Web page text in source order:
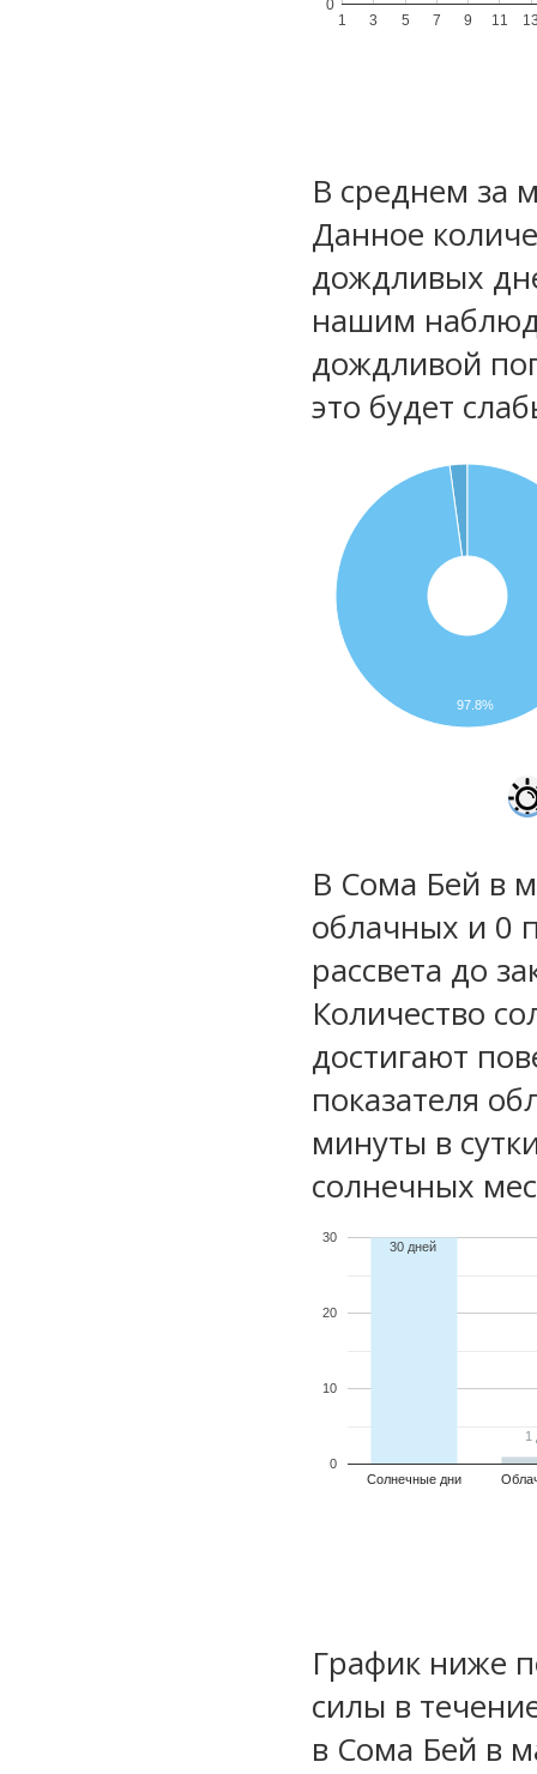
1 3 5 7 9 11
0
В среднем за
Данное
дождливых
нашим
дождливой
это будет
97.8%
В Сома Бей в
облачных и 0
рассвета до
Количество
достигают
показателя
минуты в
солнечных
Солнечные дни
0
10
20
30
30 дней
1
1
График ниже
силы в
в Сома Бей в